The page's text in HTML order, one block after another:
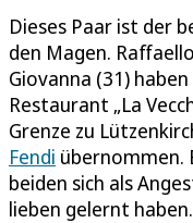
Dieses Paar ist der
den Magen.
Giovanna (31)
Restaurant „La
Grenze zu
Fendi übernommen.
beiden sich als
lieben gelernt haben.